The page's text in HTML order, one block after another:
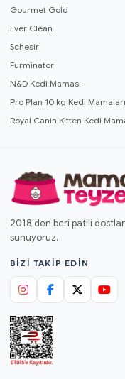
Gourmet Gold
Ever Clean
Schesir
Furminator
N&D Kedi Maması
Pro Plan 10 kg Kedi Mamaları
Royal Canin Kitten Kedi
2018'den beri patili
sunuyoruz.
BIZI TAKIP EDIN